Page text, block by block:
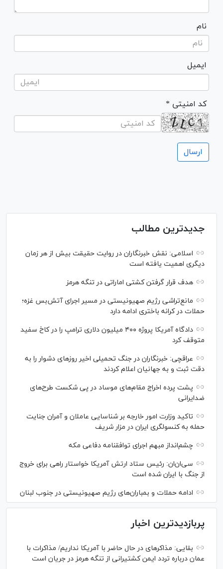
نام
ایمیل
* کد امنیتی
جدیدترین مطالب
اسلامی: نقش خبرنگاران در روایت حقیقت بیش از هر زمان
دیگری اهمیت یافته است
هدف قرار گرفتن کشتی اماراتی در تنگه هرمز
مانع‌تراشی رژیم صهیونیستی در مسیر اجرای آتش‌بس غزه؛
حملات در کرانه باختری ادامه دارد
دادگاه آمریکا پروژه ۴۰۰ میلیون دلاری ترامپ را در کاخ سفید
متوقف کرد
عراقچی: خبرنگاران در جنگ تحمیلی اخیر روز‌های دشوار را به
دقت ثبت و به جهانیان اعلام کردند
پشت پرده اخراج مقام‌های موساد در پی شکست طرح‌های
ضدایرانی
تاکید وزارت امور خارجه بر شناسایی عاملان و آمران جنایت
حمله به کنسولگری ایران در مزار شریف
چشم‌انداز مبهم اجرای توافقنامه دفاعی مکه
سی‌ان‌‌ان: رئیس ستاد ارتش آمریکا خواستار راهی برای خروج
از جنگ با ایران شده است
ادامه حملات و بمباران‌های رژیم صهیونیستی در جنوب لبنان
پربازدیدترین اخبار
بقایی: مذاکره‎ای در حال حاضر با آمریکا نداریم/ مذاکرات با
عمان درباره تردد ایمن کشتیرانی از تنگه هرمز در جریان است